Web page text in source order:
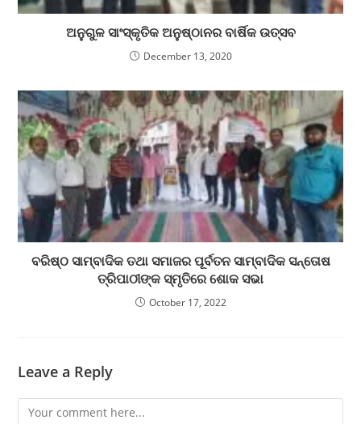
ଅନୁଗୁଳ ସାଂସ୍କୃତିକ ଅନୁଷ୍ଠାନର ବାର୍ଷିକ ଉତ୍ସବ
December 13, 2020
ବରିଷ୍ଠ ସାମ୍ବାଦିକ ତଥା ସମାଜର ପୂର୍ବତନ ସାମ୍ବାଦିକ ସନ୍ତୋଷ
ତ୍ରିପାଠୀଙ୍କ ସ୍ମୃତିରେ ଶୋକ ସଭା
October 17, 2022
Leave a Reply